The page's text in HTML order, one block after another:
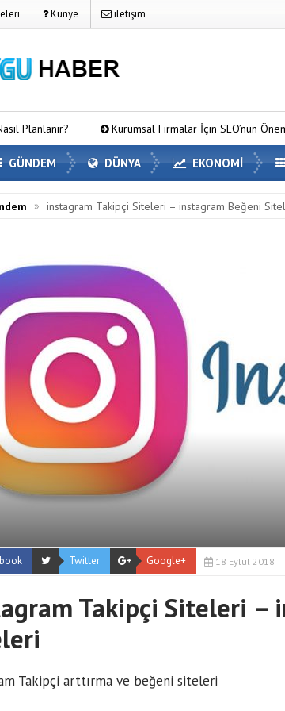
Künye iletişim
Kurumsal Firmalar İçin SEO’nun Önemi Neden Artıyor?
GÜNDEM DÜNYA EKONOMİ
» instagram Takipçi Siteleri – instagram Beğeni
Twitter Google+ 18 Eylül 2018
Takipçi Siteleri –
Takipçi arttırma ve beğeni siteleri